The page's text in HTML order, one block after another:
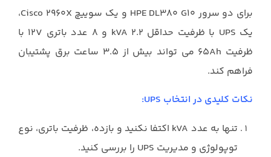
برای دو سرور HPE DL۳۸۰ G۱۰ و یک سوییچ Cisco ۲۹۶۰X،
یک UPS با ظرفیت حداقل ۲.۲ kVA و ۸ عدد باتری ۱۲V با
ظرفیت ۶۵Ah می تواند بیش از ۳.۵ ساعت برق پشتیبان
فراهم کند.
نکات کلیدی در انتخاب UPS:
تنها به عدد kVA اکتفا نکنید و بازده، ظرفیت باتری، نوع
توپولوژی و مدیریت UPS را بررسی کنید.